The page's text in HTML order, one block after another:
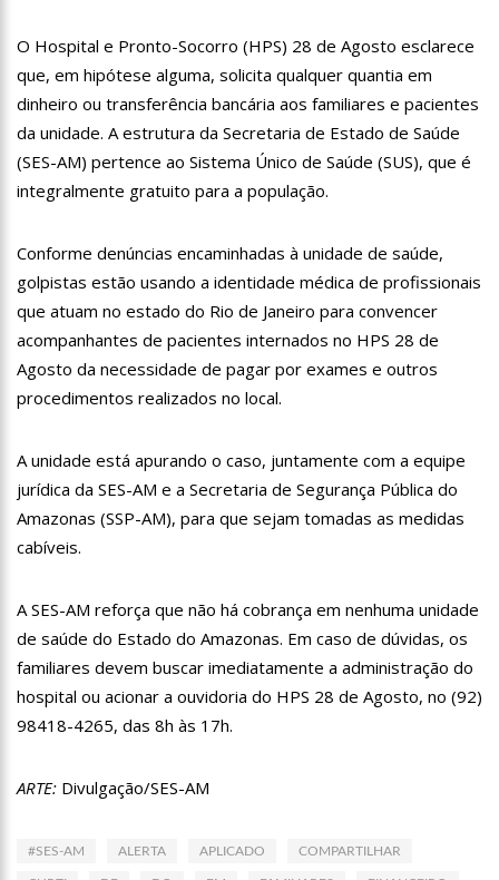
14:30 Wilson Lima entrega Caimi Ada Rodrigues Viana revitalizado
à população idosa da zona oeste
14:25 Confira quais bairros de Manaus ficarão sem energia nesta
Motoristas de aplicativo entram em greve em todo o Brasil
14:10 Após matar colegas, policial grava vídeo: “Te vejo no inferno”;
13:52 Jovem sofre queimaduras de 1º grau no rosto após celular
13:35
Mulher morre atropelada a caminho do trabalho em Manaus
13:05 Cultura Manaus: 21ª Semana Nacional de Museus conta com
vasta programação em nove espaços culturais
12:57 Agenor Tupinambá tem primeiro encontro com namorado
Cultural Povos da Amazônia
12:56
OMS declara fim da emergência em saúde por mpox
12:45
Secretaria de Fazenda alerta para golpes com pagamento
falso de IPVA por Pix
10:58 Idosa comemora 107 anos com festa temática da Barbie e
encanta web
10:43 Bolsonaro virá a Manaus ainda este ano para fortalecer pré-
candidatura de coronel Menezes à Prefeitura de Manaus em 2024
10:15 Aos 43 anos, mulher com deficiência contrata jovem para
12:56 Virginia Fonseca mente sobre avião e Zé Felipe enfrenta
O Hospital e Pronto-Socorro (HPS) 28 de Agosto esclarece
que, em hipótese alguma, solicita qualquer quantia em
dinheiro ou transferência bancária aos familiares e pacientes
da unidade. A estrutura da Secretaria de Estado de Saúde
(SES-AM) pertence ao Sistema Único de Saúde (SUS), que é
integralmente gratuito para a população.
Conforme denúncias encaminhadas à unidade de saúde,
golpistas estão usando a identidade médica de profissionais
que atuam no estado do Rio de Janeiro para convencer
acompanhantes de pacientes internados no HPS 28 de
Agosto da necessidade de pagar por exames e outros
procedimentos realizados no local.
A unidade está apurando o caso, juntamente com a equipe
jurídica da SES-AM e a Secretaria de Segurança Pública do
Amazonas (SSP-AM), para que sejam tomadas as medidas
cabíveis.
A SES-AM reforça que não há cobrança em nenhuma unidade
de saúde do Estado do Amazonas. Em caso de dúvidas, os
familiares devem buscar imediatamente a administração do
hospital ou acionar a ouvidoria do HPS 28 de Agosto, no (92)
98418-4265, das 8h às 17h.
ARTE: Divulgação/SES-AM
#SES-AM ALERTA APLICADO COMPARTILHAR